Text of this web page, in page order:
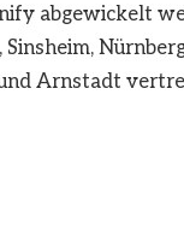
abgewickelt
Arnstadt